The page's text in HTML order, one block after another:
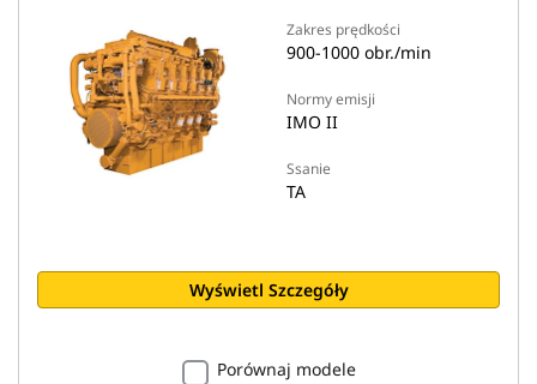
Zakres prędkości
900-1000 obr./min
Normy emisji
IMO II
Ssanie
TA
Wyświetl Szczegóły
Porównaj modele